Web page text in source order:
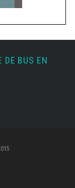
DE BUS EN